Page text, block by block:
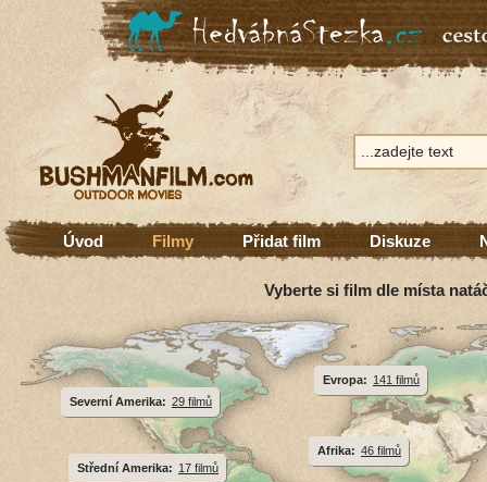
Úvod Filmy Přidat film Diskuze
Vyberte si film dle místa
Afrika: 46 filmů
Evropa: 141 filmů
Severní Amerika: 29 filmů
Střední Amerika: 17 filmů